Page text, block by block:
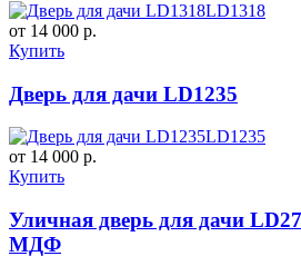
LD1318
от 14 000 р.
Купить
Дверь для дачи LD1235
LD1235
от 14 000 р.
Купить
Уличная дверь для дачи
МДФ